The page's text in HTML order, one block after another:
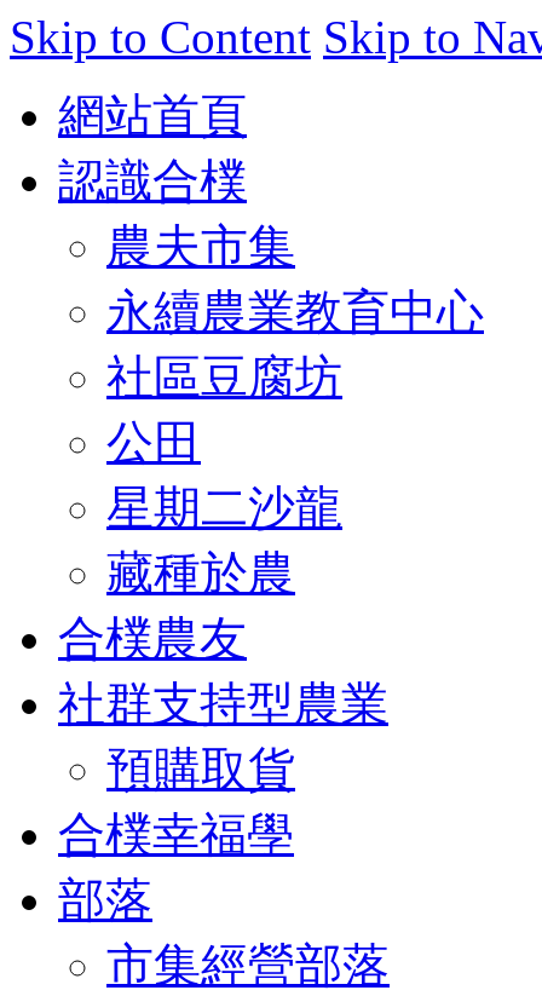
Skip to Content Skip to
網站首頁
認識合樸
農夫市集
永續農業教育中心
社區豆腐坊
公田
星期二沙龍
藏種於農
合樸農友
社群支持型農業
預購取貨
合樸幸福學
部落
市集經營部落